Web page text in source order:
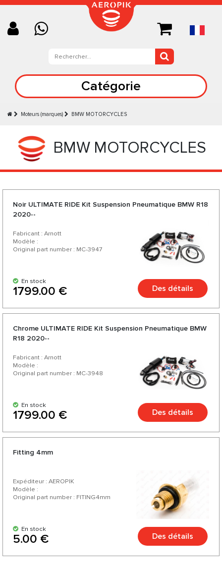
Catégorie
Moteurs (marques) BMW MOTORCYCLES
BMW MOTORCYCLES
Noir ULTIMATE RIDE Kit Suspension Pneumatique BMW R18
2020--
Fabricant : Arnott
Modèle :
Original part number : MC-3947
En stock
1799.00 € Des détails
Chrome ULTIMATE RIDE Kit Suspension Pneumatique BMW
R18 2020--
Fabricant : Arnott
Modèle :
Original part number : MC-3948
En stock
1799.00 € Des détails
Fitting 4mm
Expéditeur : AEROPIK
Modèle :
Original part number : FITING4mm
En stock
5.00 € Des détails